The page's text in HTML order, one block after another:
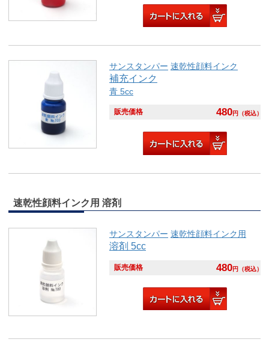
サンスタンパー 速乾性顔料インク
補充インク
青 5cc
販売価格 480円 （税込）
速乾性顔料インク用 溶剤
サンスタンパー 速乾性顔料インク用
溶剤 5cc
販売価格 480円 （税込）